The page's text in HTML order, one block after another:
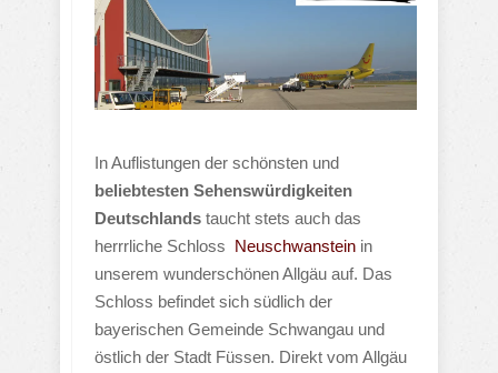
In Auflistungen der schönsten und
beliebtesten Sehenswürdigkeiten
Deutschlands taucht stets auch das
herrrliche Schloss Neuschwanstein in
unserem wunderschönen Allgäu auf. Das
Schloss befindet sich südlich der
bayerischen Gemeinde Schwangau und
östlich der Stadt Füssen. Direkt vom Allgäu